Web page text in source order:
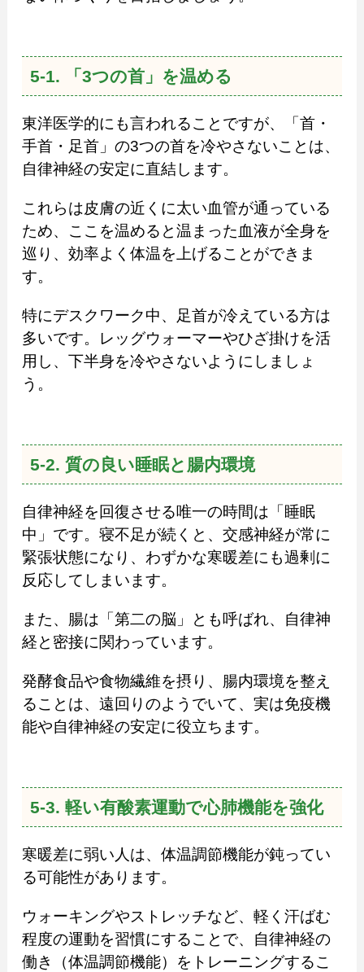
5-1. 「3つの首」を温める
東洋医学的にも言われることですが、「首・
手首・足首」の3つの首を冷やさないことは、
自律神経の安定に直結します。
これらは皮膚の近くに太い血管が通っている
ため、ここを温めると温まった血液が全身を
巡り、効率よく体温を上げることができま
す。
特にデスクワーク中、足首が冷えている方は
多いです。レッグウォーマーやひざ掛けを活
用し、下半身を冷やさないようにしましょ
う。
5-2. 質の良い睡眠と腸内環境
自律神経を回復させる唯一の時間は「睡眠
中」です。寝不足が続くと、交感神経が常に
緊張状態になり、わずかな寒暖差にも過剰に
反応してしまいます。
また、腸は「第二の脳」とも呼ばれ、自律神
経と密接に関わっています。
発酵食品や食物繊維を摂り、腸内環境を整え
ることは、遠回りのようでいて、実は免疫機
能や自律神経の安定に役立ちます。
5-3. 軽い有酸素運動で心肺機能を強化
寒暖差に弱い人は、体温調節機能が鈍ってい
る可能性があります。
ウォーキングやストレッチなど、軽く汗ばむ
程度の運動を習慣にすることで、自律神経の
働き（体温調節機能）をトレーニングするこ